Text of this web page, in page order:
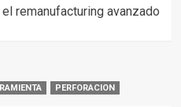
remanufacturing avanzado
PERFORACION